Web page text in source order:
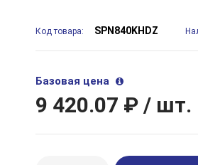
Код товара: SPN840KHDZ
Базовая цена
9 420.07 ₽ / шт.